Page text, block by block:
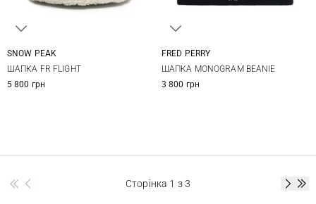
SNOW PEAK
ШАПКА FR FLIGHT
5 800 грн
FRED PERRY
ШАПКА MONOGRAM BEANIE
3 800 грн
Сторінка 1 з 3